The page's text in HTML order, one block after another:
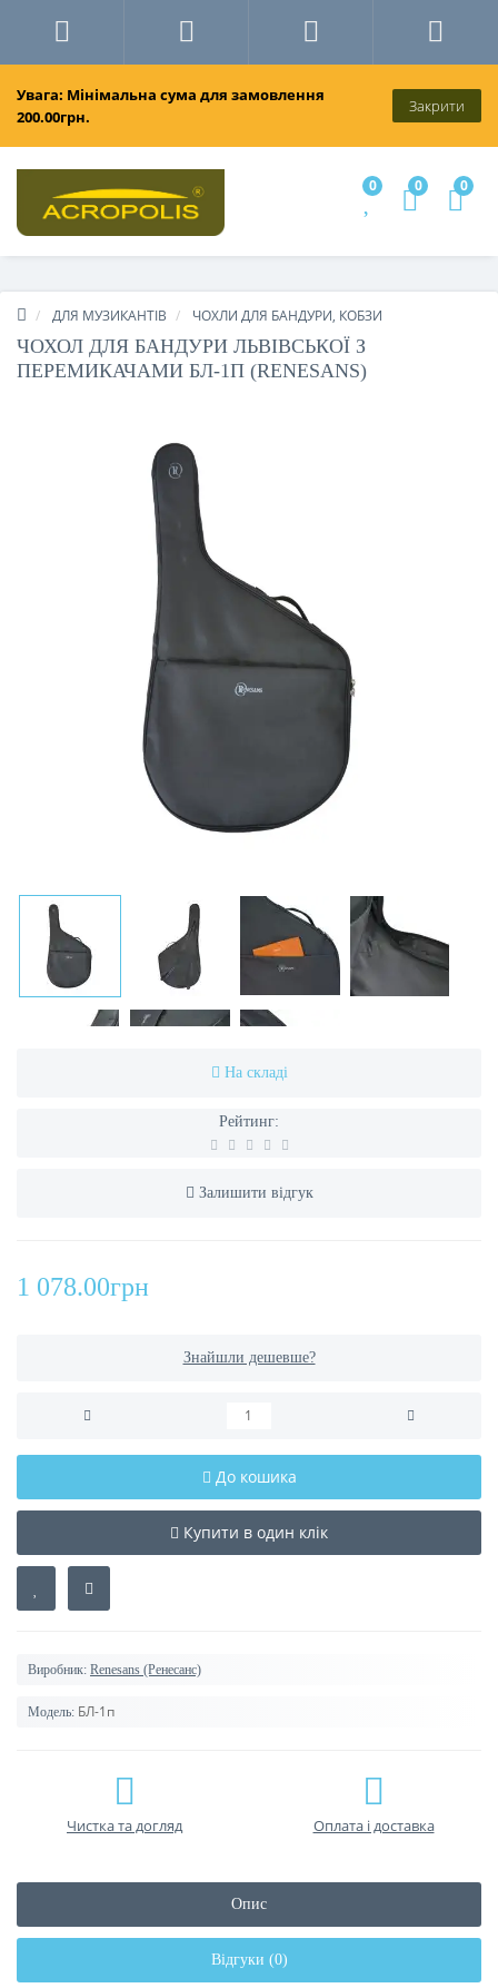
Увага: Мінімальна сума для замовлення
200.00грн.
Закрити
0 0 0
ДЛЯ МУЗИКАНТІВ ЧОХЛИ ДЛЯ БАНДУРИ, КОБЗИ
ЧОХОЛ ДЛЯ БАНДУРИ ЛЬВІВСЬКОЇ З
ПЕРЕМИКАЧАМИ БЛ-1П (RENESANS)
На складі
Рейтинг:
Залишити відгук
1 078.00грн
Знайшли дешевше?
До кошика
Купити в один клік
Виробник: Renesans (Ренесанс)
Модель: БЛ-1п
Чистка та догляд Оплата і доставка
Опис
Відгуки (0)